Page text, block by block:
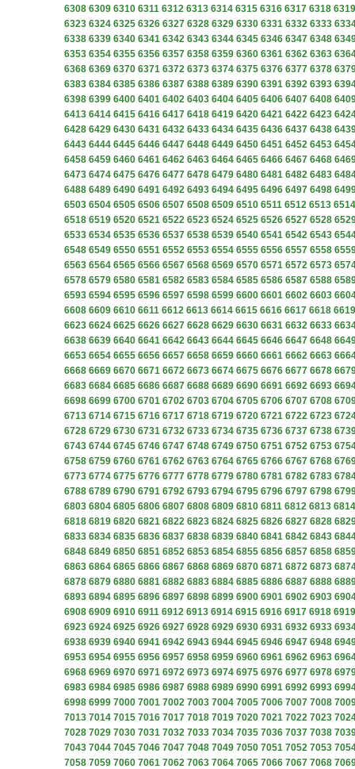
6308 6309 6310 6311 6312 6313 6314 6315 6316 6317 6318 6319
6323 6324 6325 6326 6327 6328 6329 6330 6331 6332 6333
6338 6339 6340 6341 6342 6343 6344 6345 6346 6347 6348
6353 6354 6355 6356 6357 6358 6359 6360 6361 6362 6363
6368 6369 6370 6371 6372 6373 6374 6375 6376 6377 6378
6383 6384 6385 6386 6387 6388 6389 6390 6391 6392 6393
6398 6399 6400 6401 6402 6403 6404 6405 6406 6407 6408
6413 6414 6415 6416 6417 6418 6419 6420 6421 6422 6423
6428 6429 6430 6431 6432 6433 6434 6435 6436 6437 6438
6443 6444 6445 6446 6447 6448 6449 6450 6451 6452 6453
6458 6459 6460 6461 6462 6463 6464 6465 6466 6467 6468
6473 6474 6475 6476 6477 6478 6479 6480 6481 6482 6483
6488 6489 6490 6491 6492 6493 6494 6495 6496 6497 6498
6503 6504 6505 6506 6507 6508 6509 6510 6511 6512 6513 6514
6518 6519 6520 6521 6522 6523 6524 6525 6526 6527 6528
6533 6534 6535 6536 6537 6538 6539 6540 6541 6542 6543
6548 6549 6550 6551 6552 6553 6554 6555 6556 6557 6558
6563 6564 6565 6566 6567 6568 6569 6570 6571 6572 6573
6578 6579 6580 6581 6582 6583 6584 6585 6586 6587 6588
6593 6594 6595 6596 6597 6598 6599 6600 6601 6602 6603
6608 6609 6610 6611 6612 6613 6614 6615 6616 6617 6618 6619
6623 6624 6625 6626 6627 6628 6629 6630 6631 6632 6633
6638 6639 6640 6641 6642 6643 6644 6645 6646 6647 6648
6653 6654 6655 6656 6657 6658 6659 6660 6661 6662 6663
6668 6669 6670 6671 6672 6673 6674 6675 6676 6677 6678
6683 6684 6685 6686 6687 6688 6689 6690 6691 6692 6693
6698 6699 6700 6701 6702 6703 6704 6705 6706 6707 6708
6713 6714 6715 6716 6717 6718 6719 6720 6721 6722 6723
6728 6729 6730 6731 6732 6733 6734 6735 6736 6737 6738
6743 6744 6745 6746 6747 6748 6749 6750 6751 6752 6753
6758 6759 6760 6761 6762 6763 6764 6765 6766 6767 6768
6773 6774 6775 6776 6777 6778 6779 6780 6781 6782 6783
6788 6789 6790 6791 6792 6793 6794 6795 6796 6797 6798
6803 6804 6805 6806 6807 6808 6809 6810 6811 6812 6813 6814
6818 6819 6820 6821 6822 6823 6824 6825 6826 6827 6828
6833 6834 6835 6836 6837 6838 6839 6840 6841 6842 6843
6848 6849 6850 6851 6852 6853 6854 6855 6856 6857 6858
6863 6864 6865 6866 6867 6868 6869 6870 6871 6872 6873
6878 6879 6880 6881 6882 6883 6884 6885 6886 6887 6888
6893 6894 6895 6896 6897 6898 6899 6900 6901 6902 6903
6908 6909 6910 6911 6912 6913 6914 6915 6916 6917 6918 6919
6923 6924 6925 6926 6927 6928 6929 6930 6931 6932 6933
6938 6939 6940 6941 6942 6943 6944 6945 6946 6947 6948
6953 6954 6955 6956 6957 6958 6959 6960 6961 6962 6963
6968 6969 6970 6971 6972 6973 6974 6975 6976 6977 6978
6983 6984 6985 6986 6987 6988 6989 6990 6991 6992 6993
6998 6999 7000 7001 7002 7003 7004 7005 7006 7007 7008
7013 7014 7015 7016 7017 7018 7019 7020 7021 7022 7023
7028 7029 7030 7031 7032 7033 7034 7035 7036 7037 7038
7043 7044 7045 7046 7047 7048 7049 7050 7051 7052 7053
7058 7059 7060 7061 7062 7063 7064 7065 7066 7067 7068